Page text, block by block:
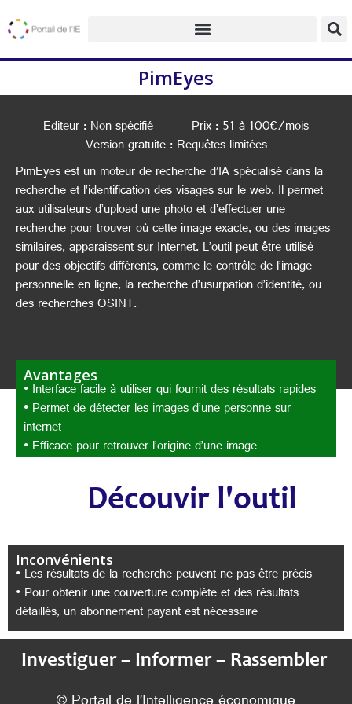
PimEyes
Editeur : Non spécifié Prix : 51 à 100€/mois
Version gratuite : Requêtes limitées
PimEyes est un moteur de recherche d’IA spécialisé dans la
recherche et l’identification des visages sur le web. Il permet
aux utilisateurs d’upload une photo et d’effectuer une
recherche pour trouver où cette image exacte, ou des images
similaires, apparaissent sur Internet. L’outil peut être utilisé
pour des objectifs différents, comme le contrôle de l’image
personnelle en ligne, la recherche d’usurpation d’identité, ou
des recherches OSINT.
Avantages
• Interface facile à utiliser qui fournit des résultats rapides
• Permet de détecter les images d’une personne sur
internet
• Efficace pour retrouver l’origine d’une image
Découvir l'outil
Inconvénients
• Les résultats de la recherche peuvent ne pas être précis
• Pour obtenir une couverture complète et des résultats
détaillés, un abonnement payant est nécessaire
Investiguer – Informer – Rassembler